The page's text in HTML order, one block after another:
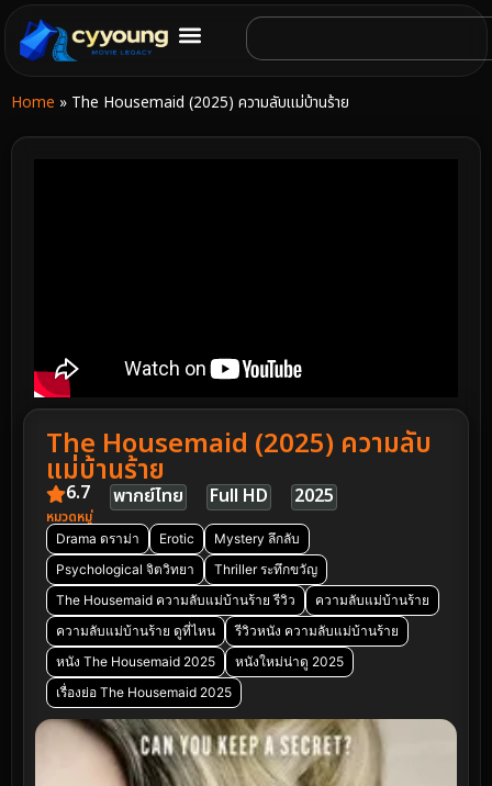
Home » The Housemaid (2025) ความลับแม่บ้านร้าย
The Housemaid (2025) ความลับ
แม่บ้านร้าย
6.7 พากย์ไทย Full HD 2025
หมวดหมู่
Drama ดราม่า Erotic
Mystery ลึกลับ
Psychological จิตวิทยา
Thriller ระทึกขวัญ
The Housemaid ความลับแม่บ้านร้าย รีวิว
ความลับแม่บ้านร้าย
ความลับแม่บ้านร้าย ดูที่ไหน
รีวิวหนัง ความลับแม่บ้านร้าย
หนัง The Housemaid 2025
หนังใหม่น่าดู 2025
เรื่องย่อ The Housemaid 2025